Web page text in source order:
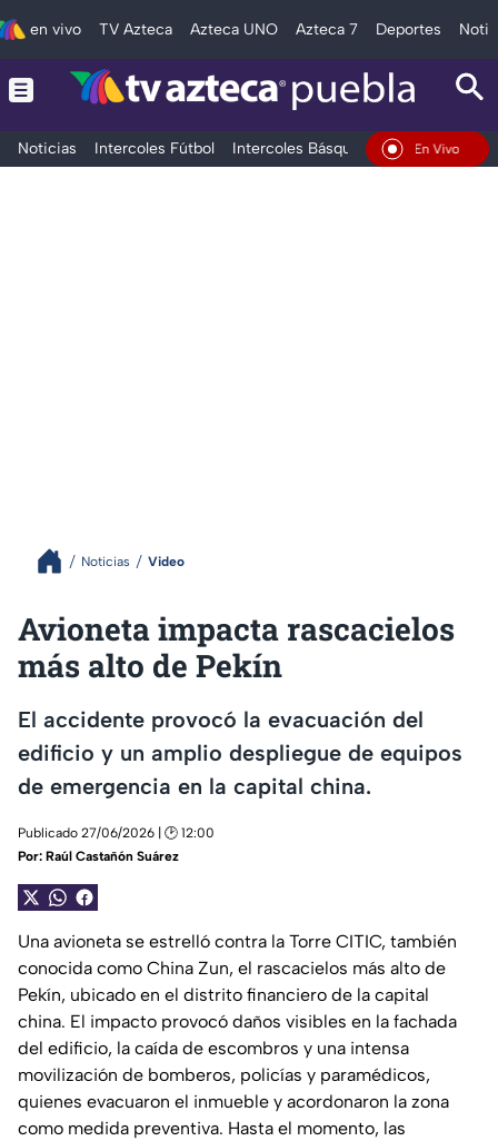
en vivo TV Azteca Azteca UNO Azteca 7 Deportes
Noticias Intercoles Fútbol Intercoles Básquetbol Deportes
En Vivo
Noticias Video
Avioneta impacta rascacielos
más alto de Pekín
El accidente provocó la evacuación del
edificio y un amplio despliegue de equipos
de emergencia en la capital china.
Publicado 27/06/2026 | 🕑 12:00
Por: Raúl Castañón Suárez
Una avioneta se estrelló contra la Torre CITIC, también
conocida como China Zun, el rascacielos más alto de
Pekín, ubicado en el distrito financiero de la capital
china. El impacto provocó daños visibles en la fachada
del edificio, la caída de escombros y una intensa
movilización de bomberos, policías y paramédicos,
quienes evacuaron el inmueble y acordonaron la zona
como medida preventiva. Hasta el momento, las